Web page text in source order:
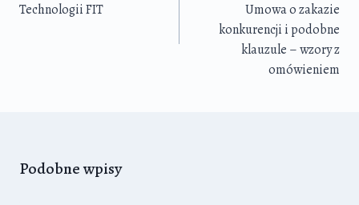
Technologii FIT
Umowa o zakazie
konkurencji i podobne
klauzule – wzory z
omówieniem
Podobne wpisy